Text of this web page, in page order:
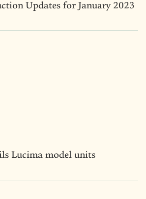
Updates for January 2023
Lucima model units